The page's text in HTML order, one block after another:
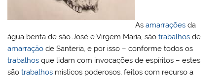
Asamarrações da
água benta de são José e Virgem Maria, sãotrabalhos de
amarração de Santeria, e por isso – conforme todos os
trabalhos que lidam com invocações de espíritos – estes
sãotrabalhos místicos poderosos, feitos com recurso a